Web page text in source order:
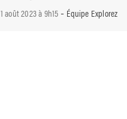
1 août 2023 à 9h15 - Équipe Explorez